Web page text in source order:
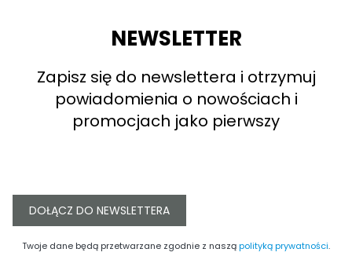
NEWSLETTER
Zapisz się do newslettera i otrzymuj
powiadomienia o nowościach i
promocjach jako pierwszy
DOŁĄCZ DO NEWSLETTERA
Twoje dane będą przetwarzane zgodnie z nasząpolityką prywatności.